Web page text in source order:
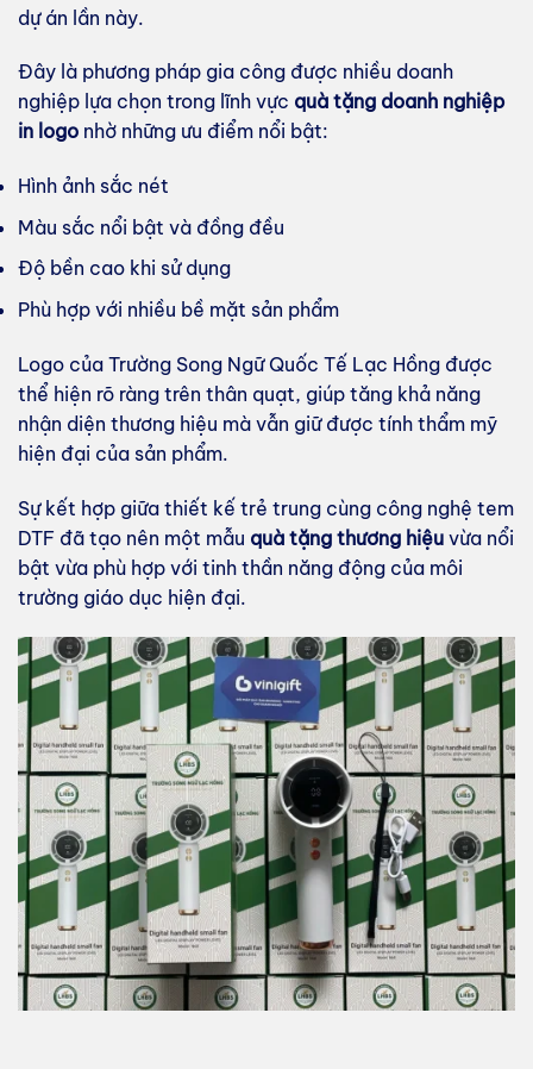
dự án lần này.
Đây là phương pháp gia công được nhiều doanh
nghiệp lựa chọn trong lĩnh vực quà tặng doanh nghiệp
in logo nhờ những ưu điểm nổi bật:
Hình ảnh sắc nét
Màu sắc nổi bật và đồng đều
Độ bền cao khi sử dụng
Phù hợp với nhiều bề mặt sản phẩm
Logo của Trường Song Ngữ Quốc Tế Lạc Hồng được
thể hiện rõ ràng trên thân quạt, giúp tăng khả năng
nhận diện thương hiệu mà vẫn giữ được tính thẩm mỹ
hiện đại của sản phẩm.
Sự kết hợp giữa thiết kế trẻ trung cùng công nghệ tem
DTF đã tạo nên một mẫu quà tặng thương hiệu vừa nổi
bật vừa phù hợp với tinh thần năng động của môi
trường giáo dục hiện đại.